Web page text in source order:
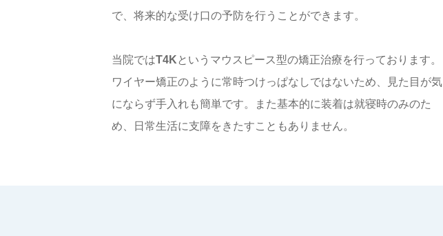
で、将来的な受け口の予防を行うことができます。
当院ではT4K というマウスピース型の矯正治療を行っております。
ワイヤー矯正のように常時つけっぱなしではないため、見た目が気
にならず手入れも簡単です。また基本的に装着は就寝時のみのた
め、日常生活に支障をきたすこともありません。